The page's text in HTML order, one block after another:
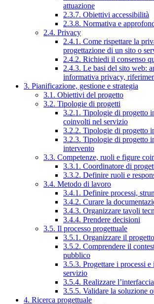
attuazione
2.3.7. Obiettivi accessibilità
2.3.8. Normativa e
2.4. Privacy
2.4.1. Come rispettare la
progettazione di un sito o
2.4.2. Richiedi il consenso
2.4.3. Le basi del sito web:
informativa privacy,
3. Pianificazione, gestione e strategia
3.1. Obiettivi del progetto
3.2. Tipologie di progetti
3.2.1. Tipologie di progetto
coinvolti nel servizio
3.2.2. Tipologie di progetto
3.2.3. Tipologie di progetto
intervento
3.3. Competenze, ruoli e figure
3.3.1. Coordinatore di
3.3.2. Definire ruoli e
3.4. Metodo di lavoro
3.4.1. Definire processi,
3.4.2. Curare la
3.4.3. Organizzare tavoli
3.4.4. Prendere decisioni
3.5. Il processo progettuale
3.5.1. Organizzare il
3.5.2. Comprendere il
pubblico
3.5.3. Progettare i processi e i
servizio
3.5.4. Realizzare
3.5.5. Validare la soluzione
4. Ricerca progettuale